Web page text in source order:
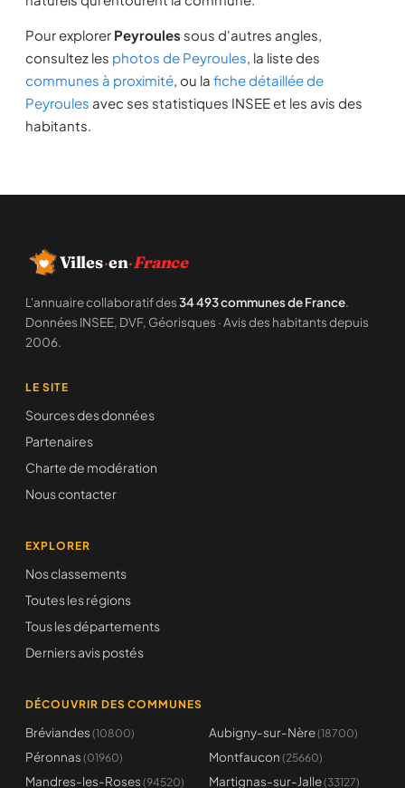
Pour explorer Peyroules sous d'autres angles,
consultez les photos de Peyroules, la liste des
communes à proximité, ou la fiche détaillée de
Peyroules avec ses statistiques INSEE et les avis des
habitants.
Villes·en·France
L'annuaire collaboratif des34 493 communes de France.
Données INSEE, DVF, Géorisques · Avis des habitants depuis
2006.
LE SITE
Sources des données
Partenaires
Charte de modération
Nous contacter
EXPLORER
Nos classements
Toutes les régions
Tous les départements
Derniers avis postés
DÉCOUVRIR DES COMMUNES
Bréviandes (10800) Aubigny-sur-Nère(18700)
Péronnas (01960) Montfaucon (25660)
Mandres-les-Roses (94520) Martignas-sur-Jalle(33127)